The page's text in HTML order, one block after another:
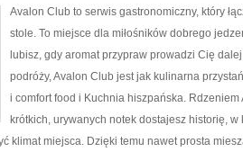
Avalon Club to serwis gastronomiczny, który
stole. To miejsce dla miłośników dobrego
lubisz, gdy aromat przypraw prowadzi Cię
podróży, Avalon Club jest jak kulinarna
i comfort food i Kuchnia hiszpańska.
krótkich, urywanych notek dostajesz historię,
klimat miejsca. Dzięki temu nawet prosta